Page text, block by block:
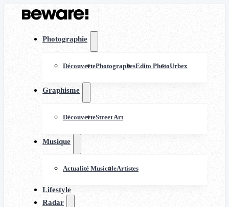
Photographie
DécouvertePhotographesEdito PhotoUrbex
Graphisme
DécouverteStreet Art
Musique
Actualité MusicaleArtistes
Lifestyle
Radar